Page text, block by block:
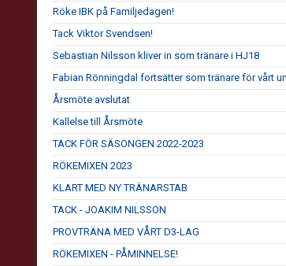
Röke IBK på Familjedagen!
Tack Viktor Svendsen!
Sebastian Nilsson kliver in som tränare i HJ18
Fabian Rönningdal fortsätter som tränare för vårt
Årsmöte avslutat
Kallelse till Årsmöte
TACK FÖR SÄSONGEN 2022-2023
RÖKEMIXEN 2023
KLART MED NY TRÄNARSTAB
TACK - JOAKIM NILSSON
PROVTRÄNA MED VÅRT D3-LAG
RÖKEMIXEN - PÅMINNELSE!